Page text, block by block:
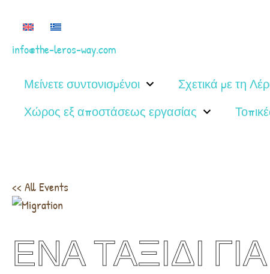
info@the-leros-way.com
Μείνετε συντονισμένοι Σχετικά με τη
Χώρος εξ αποστάσεως εργασίας
<< All Events
ΕΝΑ ΤΑΞΙΔΙ